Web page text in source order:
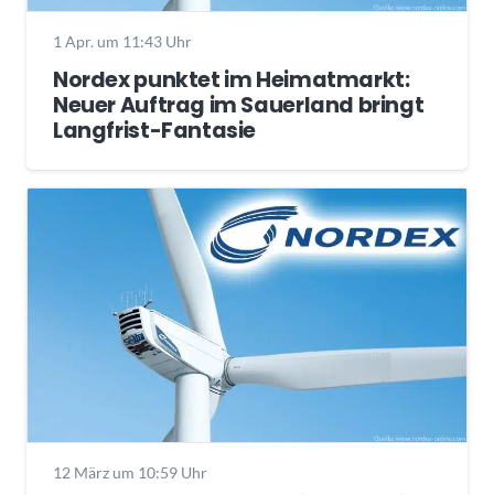
1 Apr. um 11:43 Uhr
Nordex punktet im Heimatmarkt:
Neuer Auftrag im Sauerland bringt
Langfrist-Fantasie
12 März um 10:59 Uhr